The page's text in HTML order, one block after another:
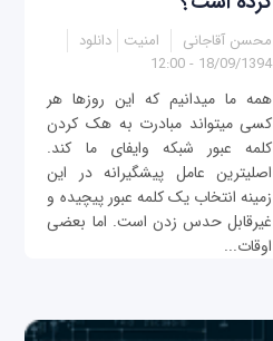
محسن آقاجانی امنیت دانلود
18/09/1394 - 12:00
همه ما می‎دانیم که این روزها هر
کسی می‎تواند مبادرت به هک کردن
کلمه عبور شبکه وای‎فای ما کند.
اصلی‎ترین عامل پیشگیرانه در این
زمینه انتخاب یک کلمه عبور پیچیده و
غیرقابل حدس زدن است. اما بعضی
اوقات...